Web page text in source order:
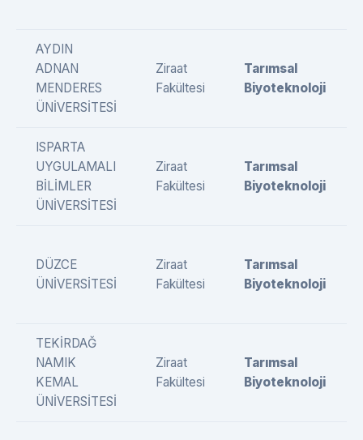
AYDIN
ADNAN
MENDERES
ÜNİVERSİTESİ
Ziraat
Fakültesi
Tarımsal
Biyoteknoloji
ISPARTA
UYGULAMALI
BİLİMLER
ÜNİVERSİTESİ
Ziraat
Fakültesi
Tarımsal
Biyoteknoloji
DÜZCE
ÜNİVERSİTESİ
Ziraat
Fakültesi
Tarımsal
Biyoteknoloji
TEKİRDAĞ
NAMIK
KEMAL
ÜNİVERSİTESİ
Ziraat
Fakültesi
Tarımsal
Biyoteknoloji